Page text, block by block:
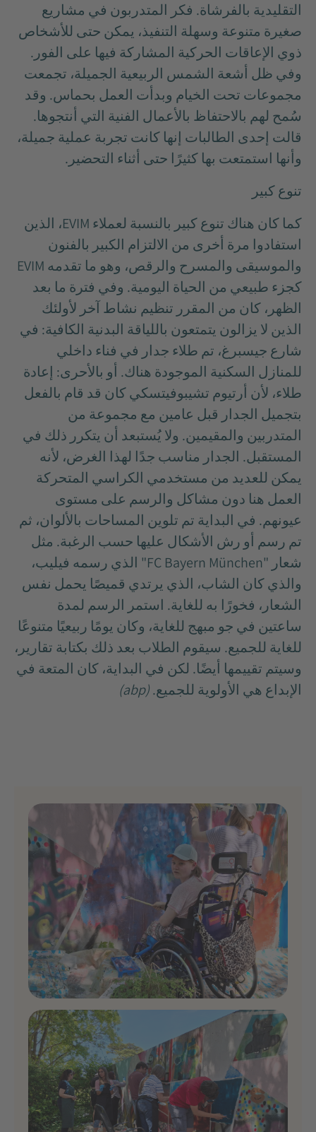
التقليدية بالفرشاة. فكر المتدربون في مشاريع
صغيرة متنوعة وسهلة التنفيذ، يمكن حتى للأشخاص
ذوي الإعاقات الحركية المشاركة فيها على الفور.
وفي ظل أشعة الشمس الربيعية الجميلة، تجمعت
مجموعات تحت الخيام وبدأت العمل بحماس. وقد
سُمح لهم بالاحتفاظ بالأعمال الفنية التي أنتجوها.
قالت إحدى الطالبات إنها كانت تجربة عملية جميلة،
وأنها استمتعت بها كثيرًا حتى أثناء التحضير.
تنوع كبير
كما كان هناك تنوع كبير بالنسبة لعملاء EVIM، الذين
استفادوا مرة أخرى من الالتزام الكبير بالفنون
والموسيقى والمسرح والرقص، وهو ما تقدمه EVIM
كجزء طبيعي من الحياة اليومية. وفي فترة ما بعد
الظهر، كان من المقرر تنظيم نشاط آخر لأولئك
الذين لا يزالون يتمتعون باللياقة البدنية الكافية: في
شارع جيسبرغ، تم طلاء جدار في فناء داخلي
للمنازل السكنية الموجودة هناك. أو بالأحرى: إعادة
طلاء، لأن أرتيوم تشيبوفيتسكي كان قد قام بالفعل
بتجميل الجدار قبل عامين مع مجموعة من
المتدربين والمقيمين. ولا يُستبعد أن يتكرر ذلك في
المستقبل. الجدار مناسب جدًا لهذا الغرض، لأنه
يمكن للعديد من مستخدمي الكراسي المتحركة
العمل هنا دون مشاكل والرسم على مستوى
عيونهم. في البداية تم تلوين المساحات بالألوان، ثم
تم رسم أو رش الأشكال عليها حسب الرغبة. مثل
شعار "FC Bayern München" الذي رسمه فيليب،
والذي كان الشاب، الذي يرتدي قميصًا يحمل نفس
الشعار، فخورًا به للغاية. استمر الرسم لمدة
ساعتين في جو مبهج للغاية، وكان يومًا ربيعيًا متنوعًا
للغاية للجميع. سيقوم الطلاب بعد ذلك بكتابة تقارير،
وسيتم تقييمها أيضًا. لكن في البداية، كان المتعة في
الإبداع هي الأولوية للجميع.(abp)